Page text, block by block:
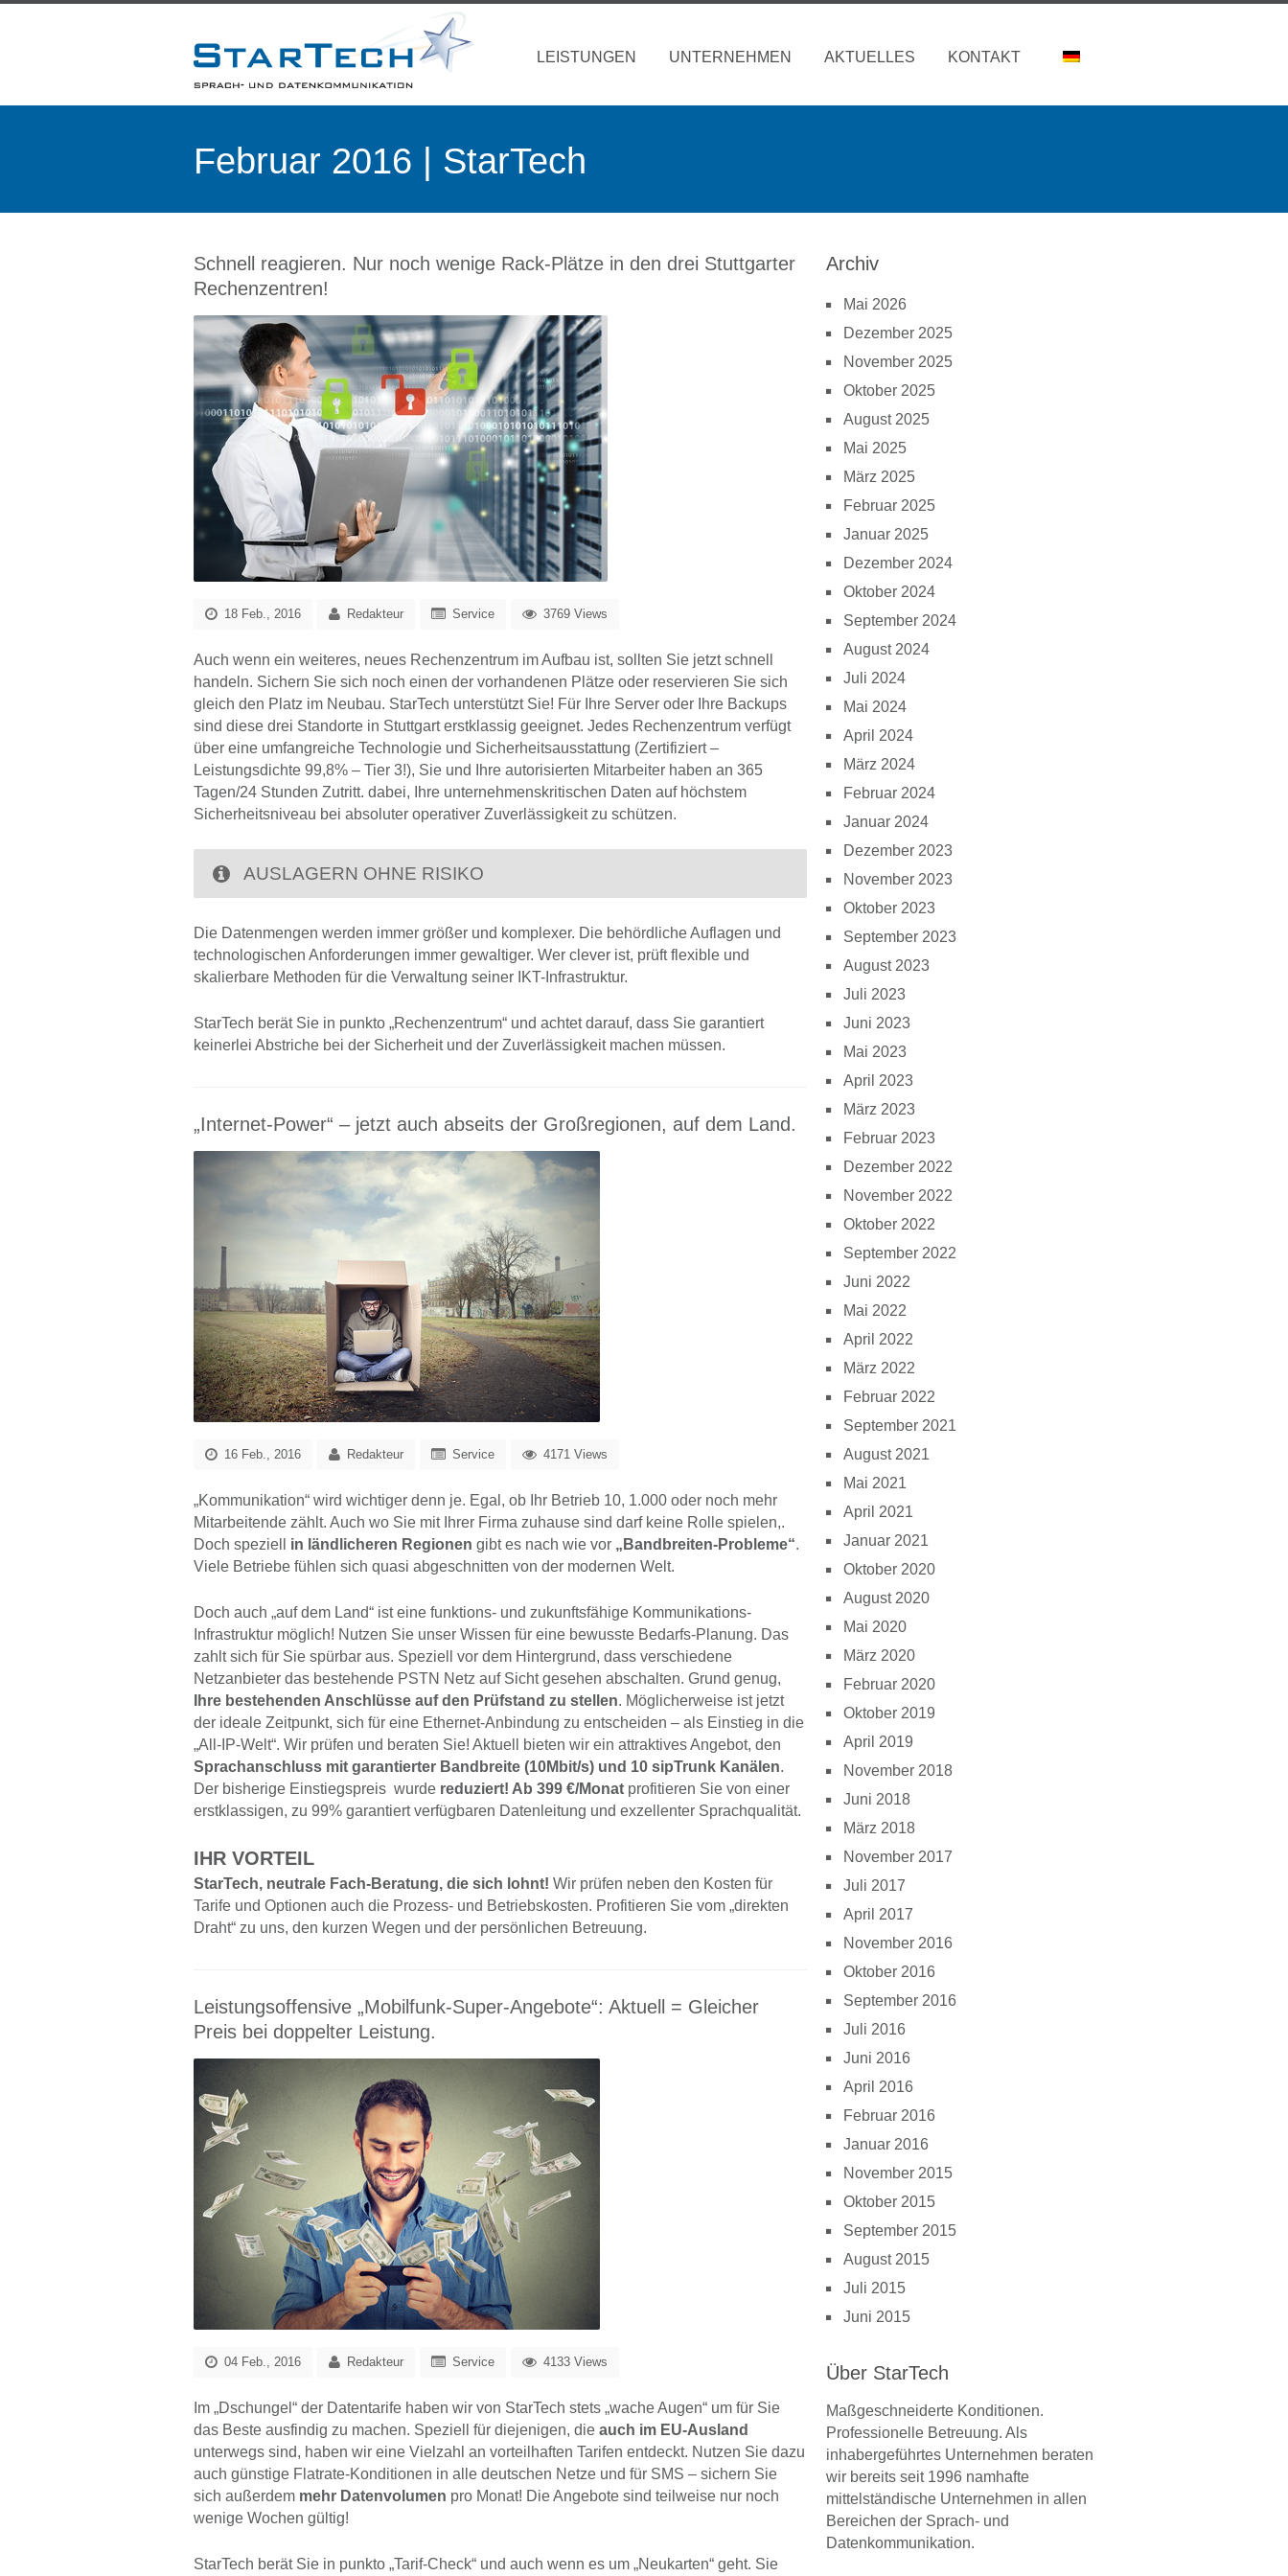
LEISTUNGEN UNTERNEHMEN AKTUELLES KONTAKT
Februar 2016 | StarTech
Schnell reagieren. Nur noch wenige Rack-Plätze in den drei Stuttgarter
Rechenzentren!
18 Feb., 2016 Redakteur Service 3769 Views
Auch wenn ein weiteres, neues Rechenzentrum im Aufbau ist, sollten Sie jetzt schnell
handeln. Sichern Sie sich noch einen der vorhandenen Plätze oder reservieren Sie sich
gleich den Platz im Neubau. StarTech unterstützt Sie! Für Ihre Server oder Ihre Backups
sind diese drei Standorte in Stuttgart erstklassig geeignet. Jedes Rechenzentrum verfügt
über eine umfangreiche Technologie und Sicherheitsausstattung (Zertifiziert –
Leistungsdichte 99,8% – Tier 3!), Sie und Ihre autorisierten Mitarbeiter haben an 365
Tagen/24 Stunden Zutritt. dabei, Ihre unternehmenskritischen Daten auf höchstem
Sicherheitsniveau bei absoluter operativer Zuverlässigkeit zu schützen.
AUSLAGERN OHNE RISIKO
Die Datenmengen werden immer größer und komplexer. Die behördliche Auflagen und
technologischen Anforderungen immer gewaltiger. Wer clever ist, prüft flexible und
skalierbare Methoden für die Verwaltung seiner IKT-Infrastruktur.
StarTech berät Sie in punkto „Rechenzentrum“ und achtet darauf, dass Sie garantiert
keinerlei Abstriche bei der Sicherheit und der Zuverlässigkeit machen müssen.
„Internet-Power“ – jetzt auch abseits der Großregionen, auf dem Land.
16 Feb., 2016 Redakteur Service 4171 Views
„Kommunikation“ wird wichtiger denn je. Egal, ob Ihr Betrieb 10, 1.000 oder noch mehr
Mitarbeitende zählt. Auch wo Sie mit Ihrer Firma zuhause sind darf keine Rolle spielen,.
Doch speziell in ländlicheren Regionen gibt es nach wie vor „Bandbreiten-Probleme“.
Viele Betriebe fühlen sich quasi abgeschnitten von der modernen Welt.
Doch auch „auf dem Land“ ist eine funktions- und zukunftsfähige Kommunikations-
Infrastruktur möglich! Nutzen Sie unser Wissen für eine bewusste Bedarfs-Planung. Das
zahlt sich für Sie spürbar aus. Speziell vor dem Hintergrund, dass verschiedene
Netzanbieter das bestehende PSTN Netz auf Sicht gesehen abschalten. Grund genug,
Ihre bestehenden Anschlüsse auf den Prüfstand zu stellen. Möglicherweise ist jetzt
der ideale Zeitpunkt, sich für eine Ethernet-Anbindung zu entscheiden – als Einstieg in die
„All-IP-Welt“. Wir prüfen und beraten Sie! Aktuell bieten wir ein attraktives Angebot, den
Sprachanschluss mit garantierter Bandbreite (10Mbit/s) und 10 sipTrunk Kanälen.
Der bisherige Einstiegspreis wurde reduziert! Ab 399 €/Monat profitieren Sie von einer
erstklassigen, zu 99% garantiert verfügbaren Datenleitung und exzellenter Sprachqualität.
IHR VORTEIL
StarTech, neutrale Fach-Beratung, die sich lohnt! Wir prüfen neben den Kosten für
Tarife und Optionen auch die Prozess- und Betriebskosten. Profitieren Sie vom „direkten
Draht“ zu uns, den kurzen Wegen und der persönlichen Betreuung.
Leistungsoffensive „Mobilfunk-Super-Angebote“: Aktuell = Gleicher
Preis bei doppelter Leistung.
04 Feb., 2016 Redakteur Service 4133 Views
Im „Dschungel“ der Datentarife haben wir von StarTech stets „wache Augen“ um für Sie
das Beste ausfindig zu machen. Speziell für diejenigen, die auch im EU-Ausland
unterwegs sind, haben wir eine Vielzahl an vorteilhaften Tarifen entdeckt. Nutzen Sie dazu
auch günstige Flatrate-Konditionen in alle deutschen Netze und für SMS – sichern Sie
sich außerdem mehr Datenvolumen pro Monat! Die Angebote sind teilweise nur noch
wenige Wochen gültig!
StarTech berät Sie in punkto „Tarif-Check“ und auch wenn es um „Neukarten“ geht. Sie
Archiv
Mai 2026
Dezember 2025
November 2025
Oktober 2025
August 2025
Mai 2025
März 2025
Februar 2025
Januar 2025
Dezember 2024
Oktober 2024
September 2024
August 2024
Juli 2024
Mai 2024
April 2024
März 2024
Februar 2024
Januar 2024
Dezember 2023
November 2023
Oktober 2023
September 2023
August 2023
Juli 2023
Juni 2023
Mai 2023
April 2023
März 2023
Februar 2023
Dezember 2022
November 2022
Oktober 2022
September 2022
Juni 2022
Mai 2022
April 2022
März 2022
Februar 2022
September 2021
August 2021
Mai 2021
April 2021
Januar 2021
Oktober 2020
August 2020
Mai 2020
März 2020
Februar 2020
Oktober 2019
April 2019
November 2018
Juni 2018
März 2018
November 2017
Juli 2017
April 2017
November 2016
Oktober 2016
September 2016
Juli 2016
Juni 2016
April 2016
Februar 2016
Januar 2016
November 2015
Oktober 2015
September 2015
August 2015
Juli 2015
Juni 2015
Über StarTech
Maßgeschneiderte Konditionen.
Professionelle Betreuung. Als
inhabergeführtes Unternehmen beraten
wir bereits seit 1996 namhafte
mittelständische Unternehmen in allen
Bereichen der Sprach- und
Datenkommunikation.